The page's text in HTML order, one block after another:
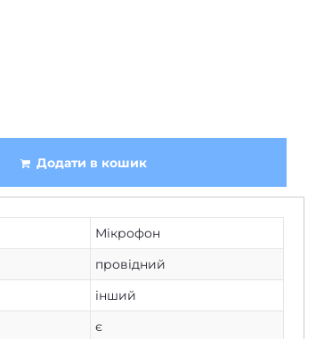
Додати в кошик
Мікрофон
провідний
інший
є